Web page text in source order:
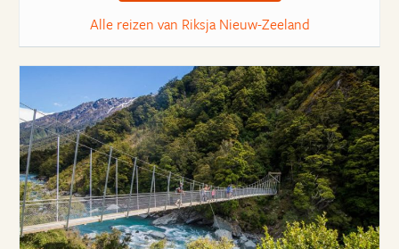
Alle reizen van Riksja Nieuw-Zeeland